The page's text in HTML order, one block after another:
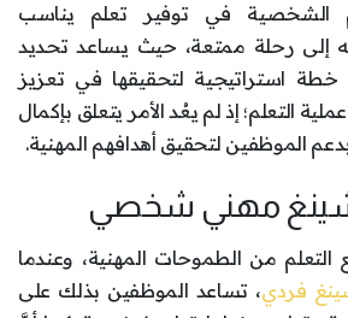
الشخصية في توفير تعلم يناسب
إلى رحلة ممتعة، حيث يساعد تحديد
استراتيجية لتحقيقها في تعزيز
التعلم؛ إذ لم يعُد الأمر يتعلق بإكمال
بدعم الموظفين لتحقيق أهدافهم المهنية.
التعلم من الطموحات المهنية، وعندما
فردي، تساعد الموظفين بذلك على